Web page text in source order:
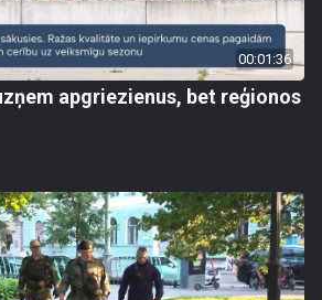
00:01:36
apgriezienus, bet reģionos